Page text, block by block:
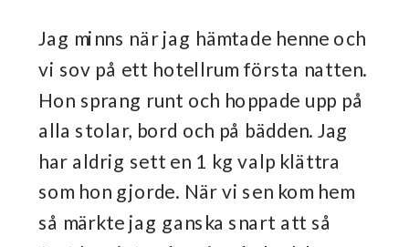
Jag minns när jag hämtade henne och
vi sov på ett hotellrum första natten.
Hon sprang runt och hoppade upp på
alla stolar, bord och på bädden. Jag
har aldrig sett en 1 kg valp klättra
som hon gjorde. När vi sen kom hem
så märkte jag ganska snart att så